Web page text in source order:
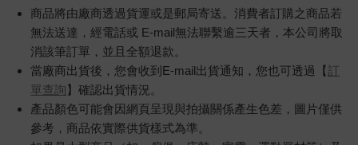
特價 35 元
加入購物車
金緻7重玻尿酸高效保
濕潤澤特濃精華乳液
140ml/金瓶(Premium
臉部肌膚護理乳霜,素
顏保養乾肌水凝乳)
65 折 特價 976 元 79
訂購/退換貨須知
加入金石堂 LINE 官方帳號『完成綁定』，隨時掌握出貨動